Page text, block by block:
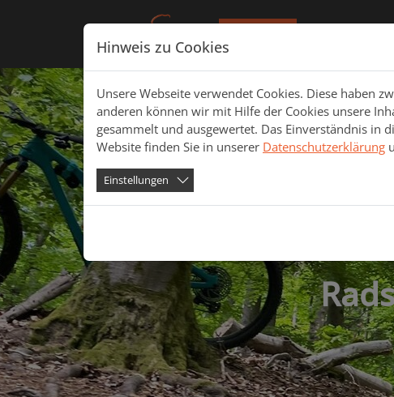
Hinweis zu Cookies
Unsere Webseite verwendet Cookies. Diese haben
anderen können wir mit Hilfe der Cookies unsere
gesammelt und ausgewertet. Das Einverständnis in
Website finden Sie in unserer Datenschutzerklärung
Einstellungen